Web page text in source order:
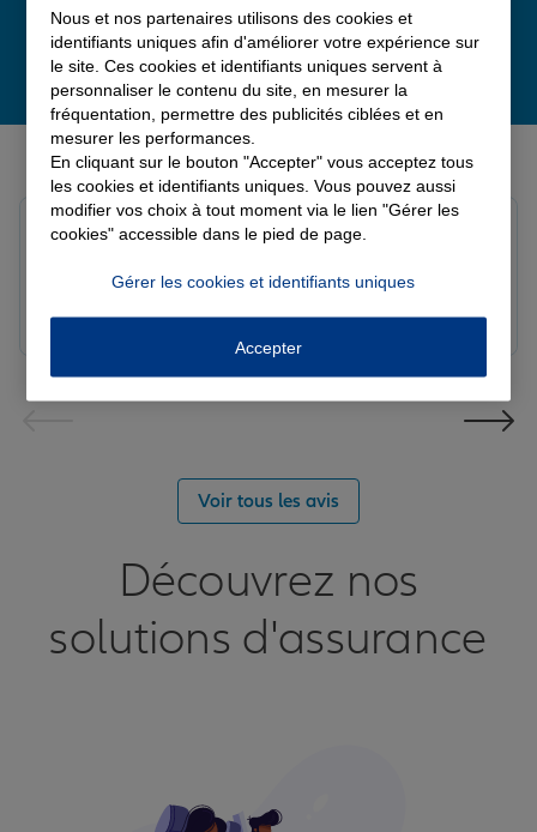
Derniers avis de nos agences Allianz
Le 07/08/2026 - Agence NANTERRE
Merci à Madi pour son écoute et ces conseils précieux.
Réactif et efficace le service impeccable
Yayaya M.
Voir tous les avis
Découvrez nos
solutions d'assurance
Nous et nos partenaires utilisons des cookies et
identifiants uniques afin d'améliorer votre expérience sur
le site. Ces cookies et identifiants uniques servent à
personnaliser le contenu du site, en mesurer la
fréquentation, permettre des publicités ciblées et en
mesurer les performances.
En cliquant sur le bouton "Accepter" vous acceptez tous
les cookies et identifiants uniques. Vous pouvez aussi
modifier vos choix à tout moment via le lien "Gérer les
cookies" accessible dans le pied de page.
Gérer les cookies et identifiants uniques
Accepter